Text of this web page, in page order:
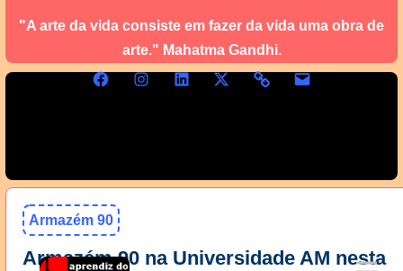
"A arte da vida consiste em fazer da vida uma obra de
arte." Mahatma Gandhi.
Armazém 90
Armazém 90 na Universidade AM nesta